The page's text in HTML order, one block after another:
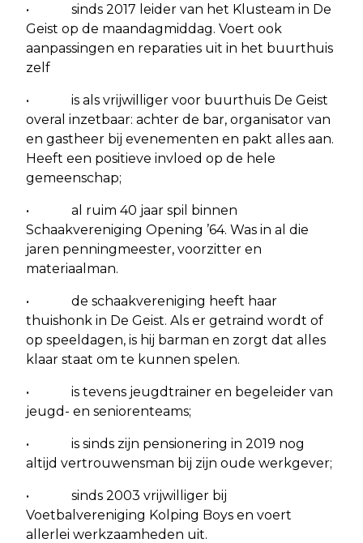
• sinds 2017 leider van het Klusteam in De
Geist op de maandagmiddag. Voert ook
aanpassingen en reparaties uit in het buurthuis
zelf
• is als vrijwilliger voor buurthuis De Geist
overal inzetbaar: achter de bar, organisator van
en gastheer bij evenementen en pakt alles aan.
Heeft een positieve invloed op de hele
gemeenschap;
• al ruim 40 jaar spil binnen
Schaakvereniging Opening ’64. Was in al die
jaren penningmeester, voorzitter en
materiaalman.
• de schaakvereniging heeft haar
thuishonk in De Geist. Als er getraind wordt of
op speeldagen, is hij barman en zorgt dat alles
klaar staat om te kunnen spelen.
• is tevens jeugdtrainer en begeleider van
jeugd- en seniorenteams;
• is sinds zijn pensionering in 2019 nog
altijd vertrouwensman bij zijn oude werkgever;
• sinds 2003 vrijwilliger bij
Voetbalvereniging Kolping Boys en voert
allerlei werkzaamheden uit.